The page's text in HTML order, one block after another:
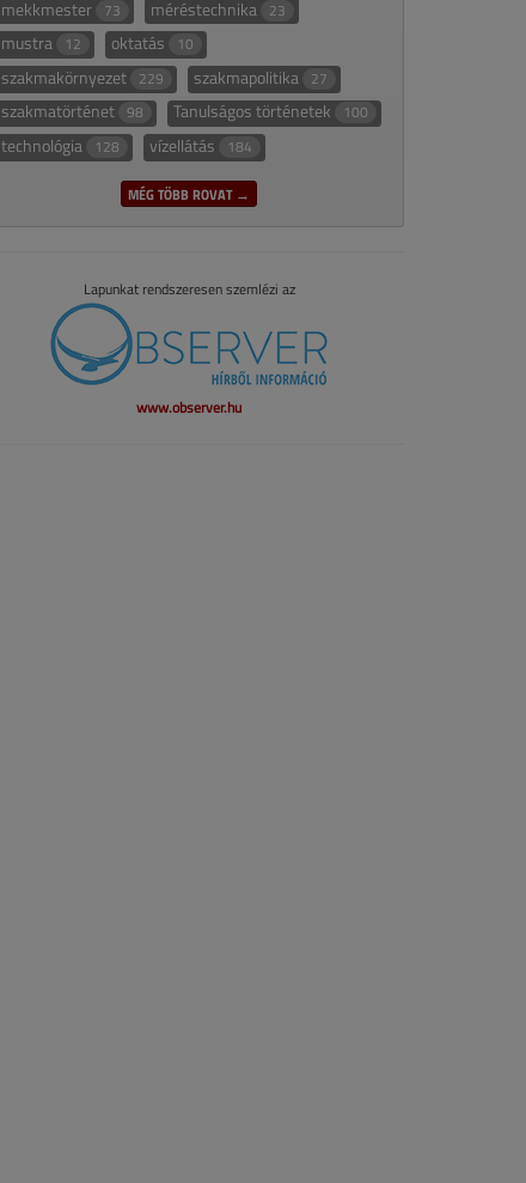
mekkmester 73 méréstechnika 23
mustra 12 oktatás 10
szakmakörnyezet 229 szakmapolitika 27
szakmatörténet 98 Tanulságos történetek 100
technológia 128 vízellátás 184
MÉG TÖBB ROVAT →
Lapunkat rendszeresen szemlézi az
www.observer.hu